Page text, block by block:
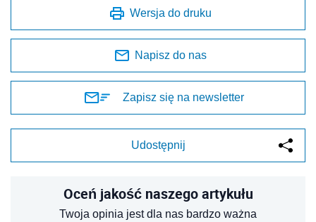
Wersja do druku
Napisz do nas
Zapisz się na newsletter
Udostępnij
Oceń jakość naszego artykułu
Twoja opinia jest dla nas bardzo ważna